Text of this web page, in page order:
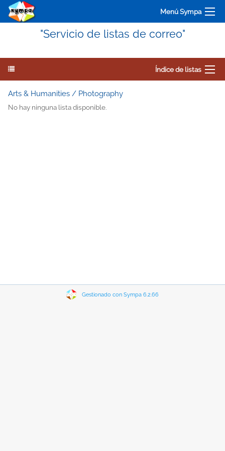
Menú Sympa
"Servicio de listas de correo"
Índice de listas
Arts & Humanities / Photography
No hay ninguna lista disponible.
Gestionado con Sympa 6.2.66